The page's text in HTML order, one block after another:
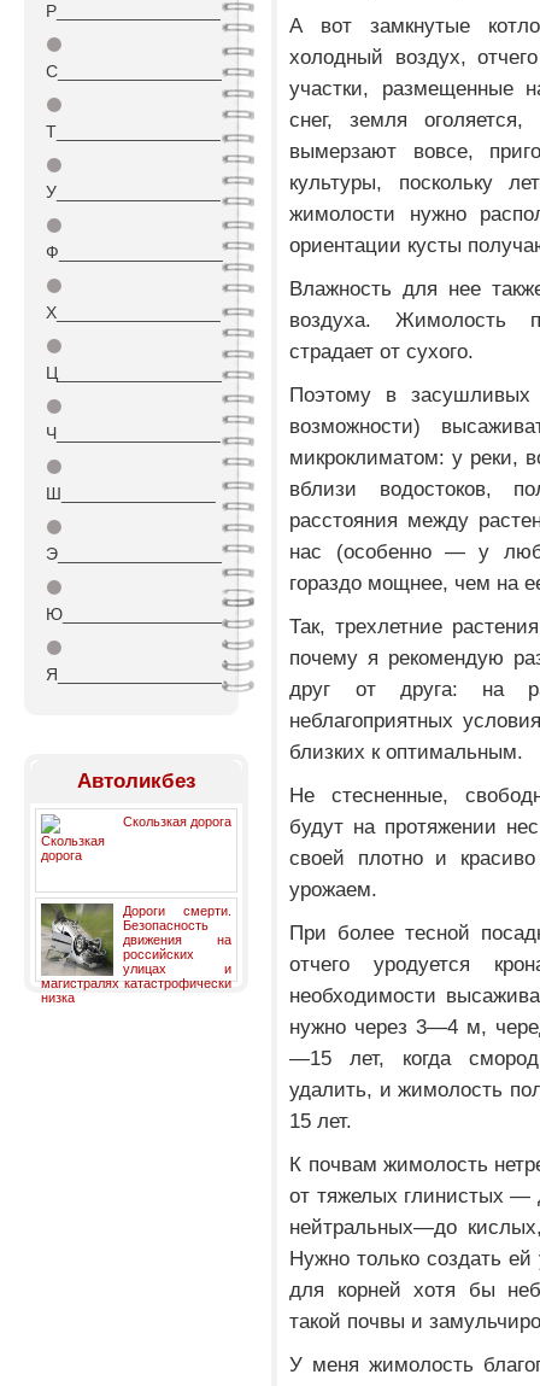
Р_________________
⚫
С_________________
⚫
Т_________________
⚫
У_________________
⚫
Ф_________________
⚫
Х_________________
⚫
Ц_________________
⚫
Ч_________________
⚫
Ш________________
⚫
Э_________________
⚫
Ю_________________
⚫
Я_________________
Автоликбез
Скользкая дорога
Дороги смерти.
Безопасность
движения на
российских
улицах и
магистралях катастрофически
низка
А вот замкнутые
холодный воздух,
участки, размещенные
снег, земля
вымерзают вовсе,
культуры, поскольку
жимолости нужно
ориентации кусты
Влажность для нее
воздуха. Жимолость
страдает от сухого.
Поэтому в засушливых
возможности)
микроклиматом: у реки,
вблизи водостоков,
расстояния между
нас (особенно — у
гораздо мощнее, чем на
Так, трехлетние
почему я рекомендую
друг от друга: на
неблагоприятных
близких к оптимальным.
Не стесненные,
будут на протяжении
своей плотно и
урожаем.
При более тесной
отчего уродуется
необходимости
нужно через 3—4 м,
—15 лет, когда
удалить, и жимолость
15 лет.
К почвам жимолость
от тяжелых глинистых —
нейтральных—до
Нужно только создать
для корней хотя бы
такой почвы и
У меня жимолость